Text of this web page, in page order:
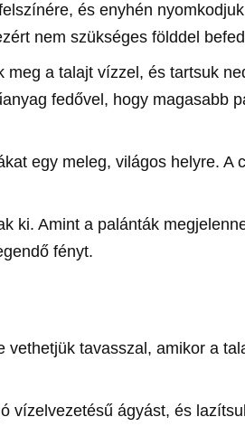
és enyhén
nem szükséges földdel
meg a talajt vízzel, és tartsuk
fedővel, hogy magasabb
egy meleg, világos helyre. A
ki. Amint a palánták
fényt.
vethetjük tavasszal, amikor a
vízelvezetésű ágyást, és